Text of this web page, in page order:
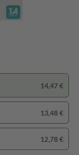
14,47 €
13,48 €
12,78 €